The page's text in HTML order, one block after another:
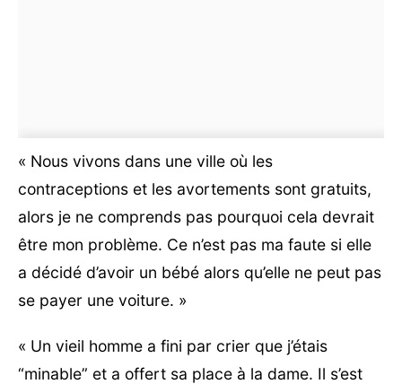
« Nous vivons dans une ville où les
contraceptions et les avortements sont gratuits,
alors je ne comprends pas pourquoi cela devrait
être mon problème. Ce n’est pas ma faute si elle
a décidé d’avoir un bébé alors qu’elle ne peut pas
se payer une voiture. »
« Un vieil homme a fini par crier que j’étais
“minable” et a offert sa place à la dame. Il s’est